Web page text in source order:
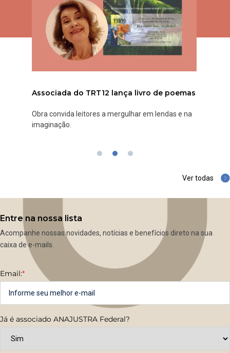
Associada do TRT12 lança livro de poemas
Obra convida leitores a mergulhar em lendas e na
imaginação.
Ver todas
Entre na nossa lista
Acompanhe nossas novidades, notícias e benefícios direto na sua
caixa de e-mails.
Email:*
Já é associado ANAJUSTRA Federal?